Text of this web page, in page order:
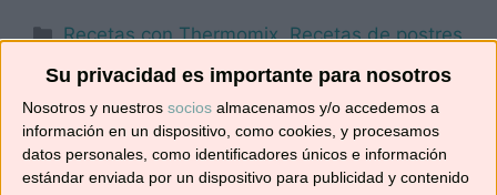
Su privacidad es importante para nosotros
Nosotros y nuestros socios almacenamos y/o accedemos a
información en un dispositivo, como cookies, y procesamos
datos personales, como identificadores únicos e información
estándar enviada por un dispositivo para publicidad y contenido
Categorías
Recetas con Thermomix,Recetas de postres
y dulces
chocolate,kumquats,Navidad,recetas para
celebraciones,robot de cocina,San Valentín,
Tm31,Tm5,TM6